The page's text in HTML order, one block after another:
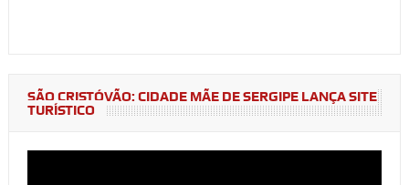
SÃO CRISTÓVÃO: CIDADE MÃE DE SERGIPE LANÇA SITE
TURÍSTICO